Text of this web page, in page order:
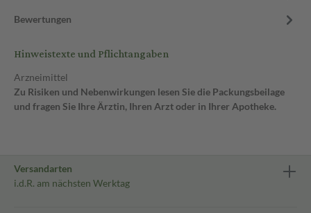
Bewertungen
Hinweistexte und Pflichtangaben
Arzneimittel
Zu Risiken und Nebenwirkungen lesen Sie die Packungsbeilage
und fragen Sie Ihre Ärztin, Ihren Arzt oder in Ihrer Apotheke.
Versandarten
i.d.R. am nächsten Werktag